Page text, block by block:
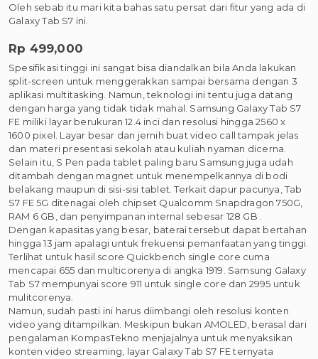
Oleh sebab itu mari kita bahas satu persat dari fitur yang ada di
Galaxy Tab S7 ini.
Rp 499,000
Spesifikasi tinggi ini sangat bisa diandalkan bila Anda lakukan
split-screen untuk menggerakkan sampai bersama dengan 3
aplikasi multitasking. Namun, teknologi ini tentu juga datang
dengan harga yang tidak tidak mahal. Samsung Galaxy Tab S7
FE miliki layar berukuran 12.4 inci dan resolusi hingga 2560 x
1600 pixel. Layar besar dan jernih buat video call tampak jelas
dan materi presentasi sekolah atau kuliah nyaman dicerna.
Selain itu, S Pen pada tablet paling baru Samsung juga udah
ditambah dengan magnet untuk menempelkannya di bodi
belakang maupun di sisi-sisi tablet. Terkait dapur pacunya, Tab
S7 FE 5G ditenagai oleh chipset Qualcomm Snapdragon 750G,
RAM 6 GB, dan penyimpanan internal sebesar 128 GB .
Dengan kapasitas yang besar, baterai tersebut dapat bertahan
hingga 13 jam apalagi untuk frekuensi pemanfaatan yang tinggi.
Terlihat untuk hasil score Quickbench single core cuma
mencapai 655 dan multicorenya di angka 1919. Samsung Galaxy
Tab S7 mempunyai score 911 untuk single core dan 2995 untuk
mulitcorenya.
Namun, sudah pasti ini harus diimbangi oleh resolusi konten
video yang ditampilkan. Meskipun bukan AMOLED, berasal dari
pengalaman KompasTekno menjajalnya untuk menyaksikan
konten video streaming, layar Galaxy Tab S7 FE ternyata